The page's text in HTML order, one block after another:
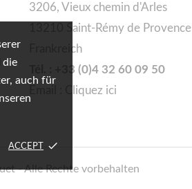
die
auch für
ACCEPT done
3206, Vieux chemin d'Arles
13210 Saint-Rémy de Provence
Frankreich
Tél. : +33 (0)4 32 60 09 50
Cliquez ici
- Alle Rechte vorbehalten